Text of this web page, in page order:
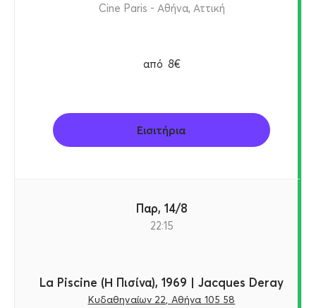
Cine Paris - Αθήνα, Αττική
από 8€
Εισιτήρια
Παρ, 14/8
22:15
La Piscine (Η Πισίνα), 1969 | Jacques Deray
Κυδαθηναίων 22, Αθήνα 105 58